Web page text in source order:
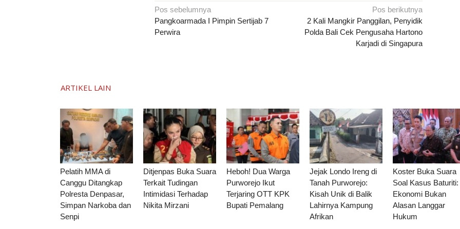
Navigasi
pos
Pos sebelumnya
Pangkoarmada I Pimpin Sertijab 7
Perwira
Pos berikutnya
2 Kali Mangkir Panggilan, Penyidik
Polda Bali Cek Pengusaha Hartono
Karjadi di Singapura
ARTIKEL LAIN
Pelatih MMA di
Canggu Ditangkap
Polresta Denpasar,
Simpan Narkoba dan
Senpi
Ditjenpas Buka Suara
Terkait Tudingan
Intimidasi Terhadap
Nikita Mirzani
Heboh! Dua Warga
Purworejo Ikut
Terjaring OTT KPK
Bupati Pemalang
Jejak Londo Ireng di
Tanah Purworejo:
Kisah Unik di Balik
Lahirnya Kampung
Afrikan
Koster Buka Suara
Soal Kasus Baturiti:
Ekonomi Bukan
Alasan Langgar
Hukum